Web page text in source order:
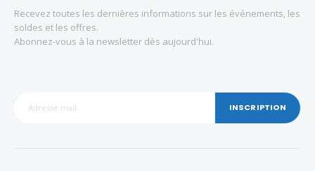
Recevez toutes les dernières informations sur les événements, les
soldes et les offres.
Abonnez-vous à la newsletter dès aujourd'hui.
INSCRIPTION